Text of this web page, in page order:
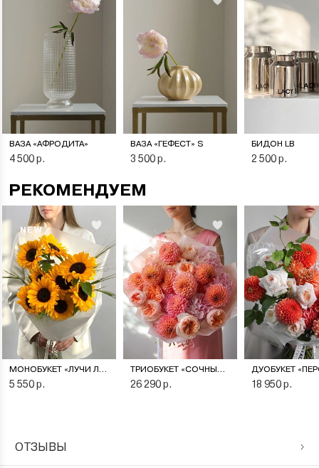
ВАЗА «АФРОДИТА»
4 500 р.
ВАЗА «ГЕФЕСТ» S
3 500 р.
БИДОН LB
2 500 р.
РЕКОМЕНДУЕМ
NEW
МОНОБУКЕТ «ЛУЧИ ЛЕТА»
5 550 р.
ТРИОБУКЕТ «СОЧНЫЙ ПЕРСИК»
26 290 р. 18 950 р.
ОТЗЫВЫ